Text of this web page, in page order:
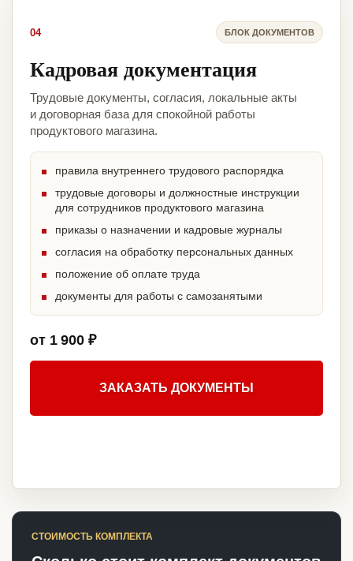
04 БЛОК ДОКУМЕНТОВ
Кадровая документация
Трудовые документы, согласия, локальные акты
и договорная база для спокойной работы
продуктового магазина.
правила внутреннего трудового распорядка
трудовые договоры и должностные инструкции
для сотрудников продуктового магазина
приказы о назначении и кадровые журналы
согласия на обработку персональных данных
положение об оплате труда
документы для работы с самозанятыми
от 1 900 ₽
ЗАКАЗАТЬ ДОКУМЕНТЫ
СТОИМОСТЬ КОМПЛЕКТА